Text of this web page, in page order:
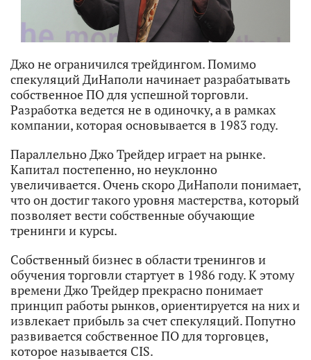
Джо не ограничился трейдингом. Помимо
спекуляций ДиНаполи начинает разрабатывать
собственное ПО для успешной торговли.
Разработка ведется не в одиночку, а в рамках
компании, которая основывается в 1983 году.
Параллельно Джо Трейдер играет на рынке.
Капитал постепенно, но неуклонно
увеличивается. Очень скоро ДиНаполи понимает,
что он достиг такого уровня мастерства, который
позволяет вести собственные обучающие
тренинги и курсы.
Собственный бизнес в области тренингов и
обучения торговли стартует в 1986 году. К этому
времени Джо Трейдер прекрасно понимает
принцип работы рынков, ориентируется на них и
извлекает прибыль за счет спекуляций. Попутно
развивается собственное ПО для торговцев,
которое называется CIS.